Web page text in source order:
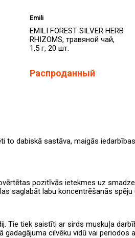
Emili
EMILI FOREST SILVER HERB
RHIZOMS, травяной чай,
1,5 г, 20 шт.
Распроданный
dabiskā sastāva, maigās
pozitīvās ietekmes uz
saglabāt labu koncentrēšanās spēju
Tie tiek saistīti ar sirds muskuļa
cilvēku vidū vai